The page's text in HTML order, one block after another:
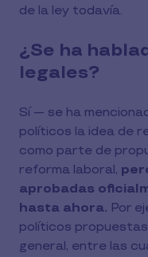
de la ley todavía.
¿Se ha
legales?
Sí — se ha
políticos la idea de
como parte de
reforma laboral,
aprobadas
hasta ahora. Por
políticos
general, entre las